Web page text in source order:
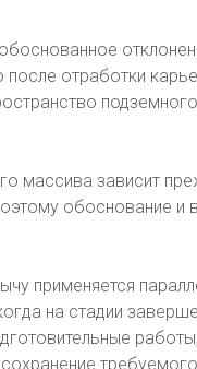
отработки
массива зависит
обоснование
применяется
на стадии